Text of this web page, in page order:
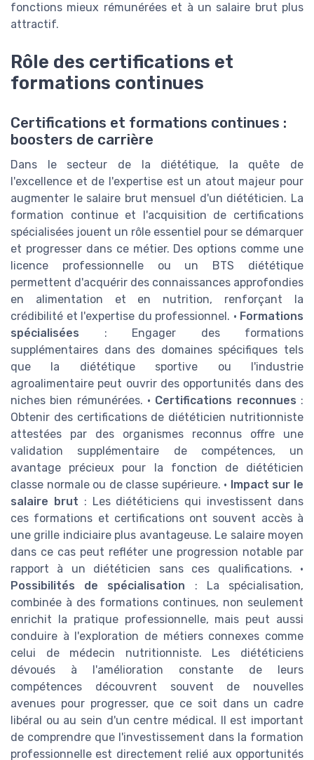
fonctions mieux rémunérées et à un salaire brut plus
attractif.
Rôle des certifications et
formations continues
Certifications et formations continues :
boosters de carrière
Dans le secteur de la diététique, la quête de
l'excellence et de l'expertise est un atout majeur pour
augmenter le salaire brut mensuel d'un diététicien. La
formation continue et l'acquisition de certifications
spécialisées jouent un rôle essentiel pour se démarquer
et progresser dans ce métier. Des options comme une
licence professionnelle ou un BTS diététique
permettent d'acquérir des connaissances approfondies
en alimentation et en nutrition, renforçant la
crédibilité et l'expertise du professionnel. • Formations
spécialisées : Engager des formations
supplémentaires dans des domaines spécifiques tels
que la diététique sportive ou l'industrie
agroalimentaire peut ouvrir des opportunités dans des
niches bien rémunérées. • Certifications reconnues :
Obtenir des certifications de diététicien nutritionniste
attestées par des organismes reconnus offre une
validation supplémentaire de compétences, un
avantage précieux pour la fonction de diététicien
classe normale ou de classe supérieure. • Impact sur le
salaire brut : Les diététiciens qui investissent dans
ces formations et certifications ont souvent accès à
une grille indiciaire plus avantageuse. Le salaire moyen
dans ce cas peut refléter une progression notable par
rapport à un diététicien sans ces qualifications. •
Possibilités de spécialisation : La spécialisation,
combinée à des formations continues, non seulement
enrichit la pratique professionnelle, mais peut aussi
conduire à l'exploration de métiers connexes comme
celui de médecin nutritionniste. Les diététiciens
dévoués à l'amélioration constante de leurs
compétences découvrent souvent de nouvelles
avenues pour progresser, que ce soit dans un cadre
libéral ou au sein d'un centre médical. Il est important
de comprendre que l'investissement dans la formation
professionnelle est directement relié aux opportunités